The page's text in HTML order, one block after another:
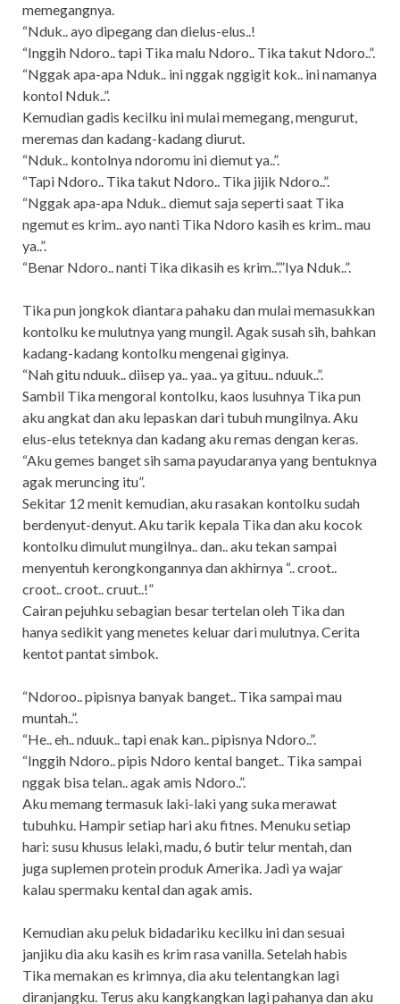
memegangnya.
“Nduk.. ayo dipegang dan dielus-elus..!
“Inggih Ndoro.. tapi Tika malu Ndoro.. Tika takut Ndoro..”.
“Nggak apa-apa Nduk.. ini nggak nggigit kok.. ini namanya
kontol Nduk..”.
Kemudian gadis kecilku ini mulai memegang, mengurut,
meremas dan kadang-kadang diurut.
“Nduk.. kontolnya ndoromu ini diemut ya..”.
“Tapi Ndoro.. Tika takut Ndoro.. Tika jijik Ndoro..”.
“Nggak apa-apa Nduk.. diemut saja seperti saat Tika
ngemut es krim.. ayo nanti Tika Ndoro kasih es krim.. mau
ya..”.
“Benar Ndoro.. nanti Tika dikasih es krim..”.”Iya Nduk..”.
Tika pun jongkok diantara pahaku dan mulai memasukkan
kontolku ke mulutnya yang mungil. Agak susah sih, bahkan
kadang-kadang kontolku mengenai giginya.
“Nah gitu nduuk.. diisep ya.. yaa.. ya gituu.. nduuk..”.
Sambil Tika mengoral kontolku, kaos lusuhnya Tika pun
aku angkat dan aku lepaskan dari tubuh mungilnya. Aku
elus-elus teteknya dan kadang aku remas dengan keras.
“Aku gemes banget sih sama payudaranya yang bentuknya
agak meruncing itu”.
Sekitar 12 menit kemudian, aku rasakan kontolku sudah
berdenyut-denyut. Aku tarik kepala Tika dan aku kocok
kontolku dimulut mungilnya.. dan.. aku tekan sampai
menyentuh kerongkongannya dan akhirnya “.. croot..
croot.. croot.. cruut..!”
Cairan pejuhku sebagian besar tertelan oleh Tika dan
hanya sedikit yang menetes keluar dari mulutnya. Cerita
kentot pantat simbok.
“Ndoroo.. pipisnya banyak banget.. Tika sampai mau
muntah..”.
“He.. eh.. nduuk.. tapi enak kan.. pipisnya Ndoro..”.
“Inggih Ndoro.. pipis Ndoro kental banget.. Tika sampai
nggak bisa telan.. agak amis Ndoro..”.
Aku memang termasuk laki-laki yang suka merawat
tubuhku. Hampir setiap hari aku fitnes. Menuku setiap
hari: susu khusus lelaki, madu, 6 butir telur mentah, dan
juga suplemen protein produk Amerika. Jadi ya wajar
kalau spermaku kental dan agak amis.
Kemudian aku peluk bidadariku kecilku ini dan sesuai
janjiku dia aku kasih es krim rasa vanilla. Setelah habis
Tika memakan es krimnya, dia aku telentangkan lagi
diranjangku. Terus aku kangkangkan lagi pahanya dan aku